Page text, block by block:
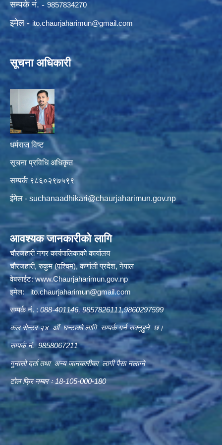
सम्पर्क नं. - 9857834270
इमेल - ito.chaurjaharimun@gmail.com
सूचना अधिकारी
धर्मराज विष्ट
सूचना प्रविधि अधिकृत
सम्पर्क ९८६०२९७५९९
ईमेल - suchanaadhikari@chaurjaharimun.gov.np
आवश्यक जानकारीको लागि
चौरजहारी नगर कार्यपालिकाको कार्यालय
चौरजहारी, रुकुम (पश्चिम), कर्णाली प्रदेश, नेपाल
वेबसाईट:www.Chaurjaharimun.gov.np
इमेल:ito.chaurjaharimun@gmail.com
सम्पर्क नं. : 088-401146, 9857826111,9860297599
कल सेन्टर २४ औं घन्टाको लागि सम्पर्क गर्न सक्नुहुने छ।
सम्पर्क नं. 9858067211
गुनासो दर्ता तथा अन्य जानकारीका लागी पैसा नलाग्ने
टोल फ्रि नम्बर ः 18-105-000-180